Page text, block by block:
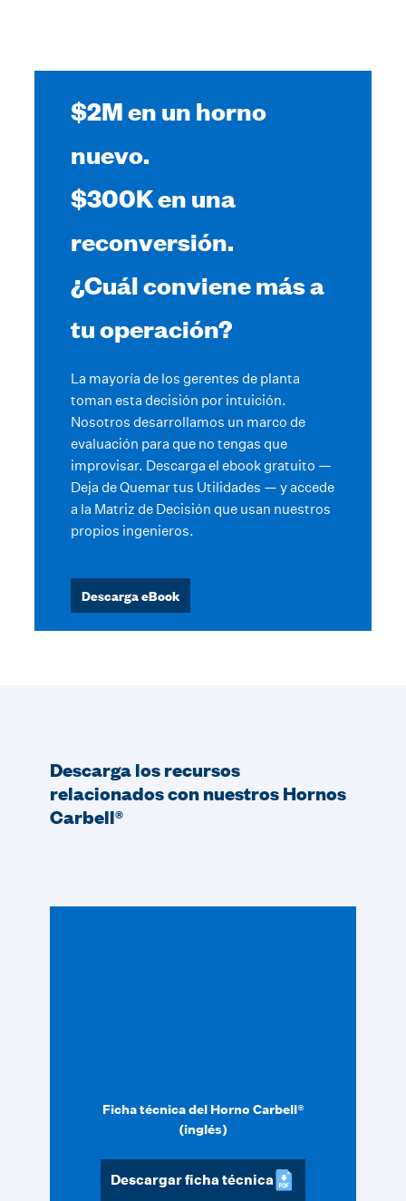
$2M en un horno
nuevo.
$300K en una
reconversión.
¿Cuál conviene más a
tu operación?
La mayoría de los gerentes de planta
toman esta decisión por intuición.
Nosotros desarrollamos un marco de
evaluación para que no tengas que
improvisar. Descarga el ebook gratuito —
Deja de Quemar tus Utilidades — y accede
a la Matriz de Decisión que usan nuestros
propios ingenieros.
Descarga eBook
Descarga los recursos
relacionados con nuestros Hornos
Carbell®
Ficha técnica del Horno Carbell®
(inglés)
Descargar ficha técnica